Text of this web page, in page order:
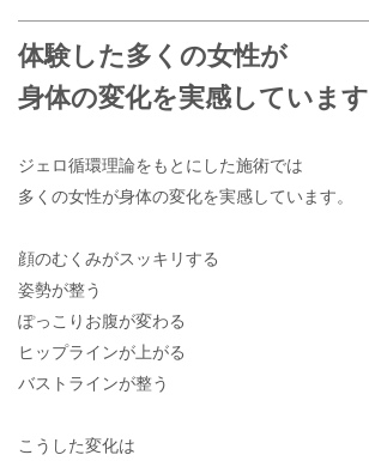
体験した多くの女性が
身体の変化を実感しています
ジェロ循環理論をもとにした施術では
多くの女性が身体の変化を実感しています。
顔のむくみがスッキリする
姿勢が整う
ぽっこりお腹が変わる
ヒップラインが上がる
バストラインが整う
こうした変化は